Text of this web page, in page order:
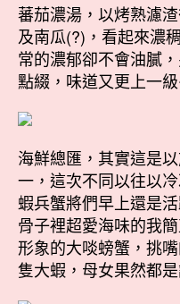
蕃茄濃湯，以烤熟濾
及南瓜(?)，看起來濃
常的濃郁卻不會油膩
點綴，味道又更上一
海鮮總匯，其實這是
一，這次不同以往以
蝦兵蟹將們早上還是
骨子裡超愛海味的我
形象的大啖螃蟹，挑
隻大蝦，母女果然都